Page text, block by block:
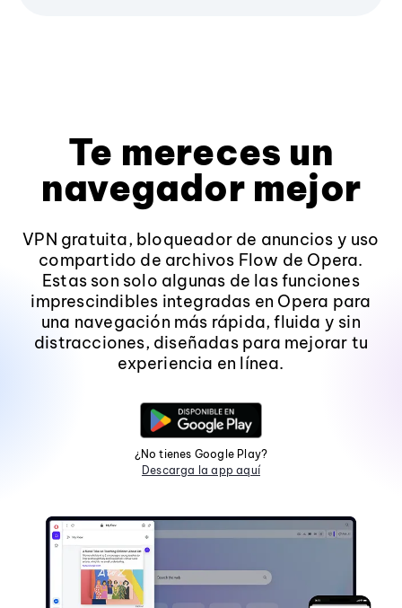
Te mereces un
navegador mejor
VPN gratuita, bloqueador de anuncios y uso
compartido de archivos Flow de Opera.
Estas son solo algunas de las funciones
imprescindibles integradas en Opera para
una navegación más rápida, fluida y sin
distracciones, diseñadas para mejorar tu
experiencia en línea.
¿No tienes Google Play?
Descarga la app aquí